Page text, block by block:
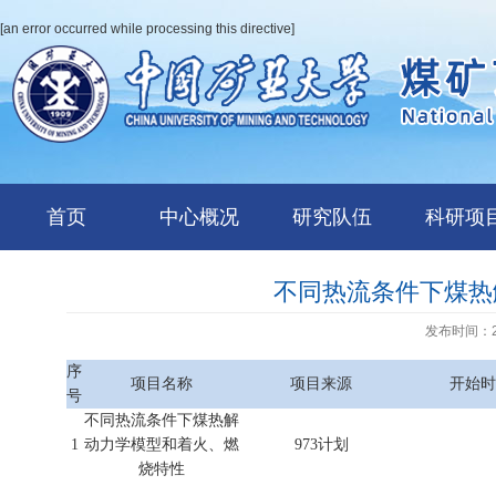
[an error occurred while processing this directive]
首页 中心概况 研究队伍 科研项
不同热流条件下煤
发布时间
序
号
项目名称 项目来源 开始
1
不同热流条件下煤热解
动力学模型和着火、燃
烧特性
973计划